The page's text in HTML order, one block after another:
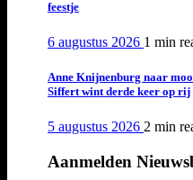
feestje
6 augustus 2026 1 min
Anne Knijnenburg naar
Siffert wint derde keer op rij
5 augustus 2026 2 min
Aanmelden